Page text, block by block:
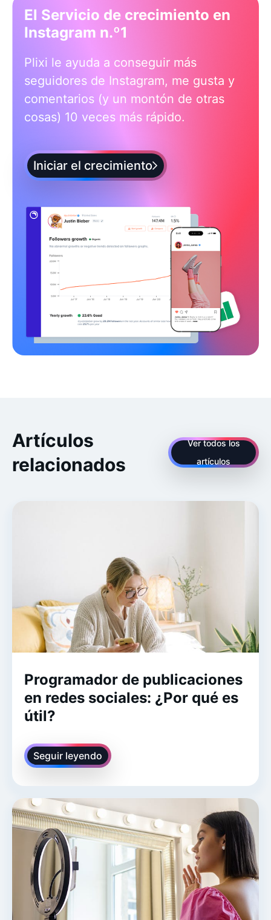
El Servicio de crecimiento en
Instagram n.º1
Plixi le ayuda a conseguir más
seguidores de Instagram, me gusta y
comentarios (y un montón de otras
cosas) 10 veces más rápido.
Iniciar el crecimiento
Artículos
relacionados
Ver todos los
artículos
Programador de publicaciones
en redes sociales: ¿Por qué es
útil?
Seguir leyendo